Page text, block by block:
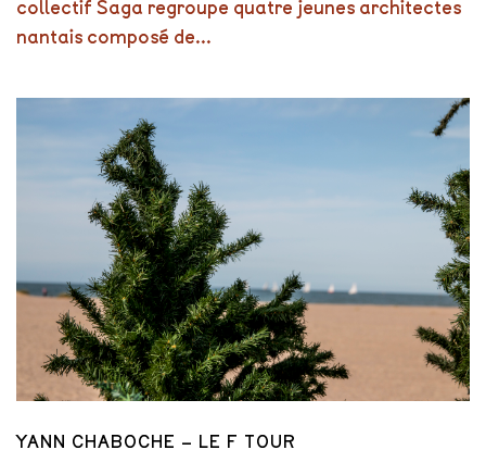
collectif Saga regroupe quatre jeunes architectes
nantais composé de...
YANN CHABOCHE – LE F TOUR